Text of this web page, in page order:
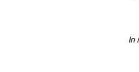
ln